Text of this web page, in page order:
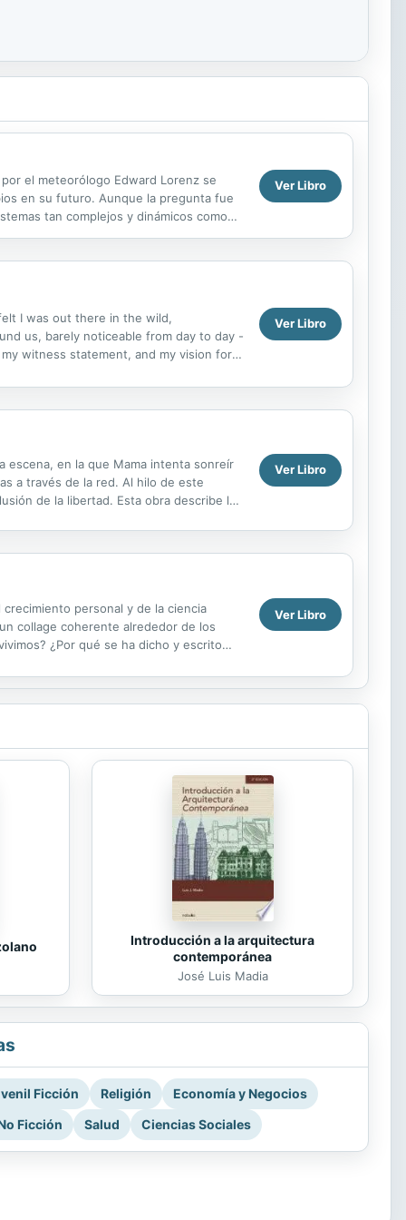
el meteorólogo Edward Lorenz se
en su futuro. Aunque la pregunta fue
tan complejos y dinámicos como
Ver Libro
I was out there in the wild,
us, barely noticeable from day to day -
witness statement, and my vision for
Ver Libro
escena, en la que Mama intenta sonreír
a través de la red. Al hilo de este
de la libertad. Esta obra describe las
Ver Libro
personal y de la ciencia
collage coherente alrededor de los
¿Por qué se ha dicho y escrito
Ver Libro
Introducción a la arquitectura
contemporánea
José Luis Madia
Ficción Religión
Economía y Negocios
Ficción
Salud Ciencias Sociales